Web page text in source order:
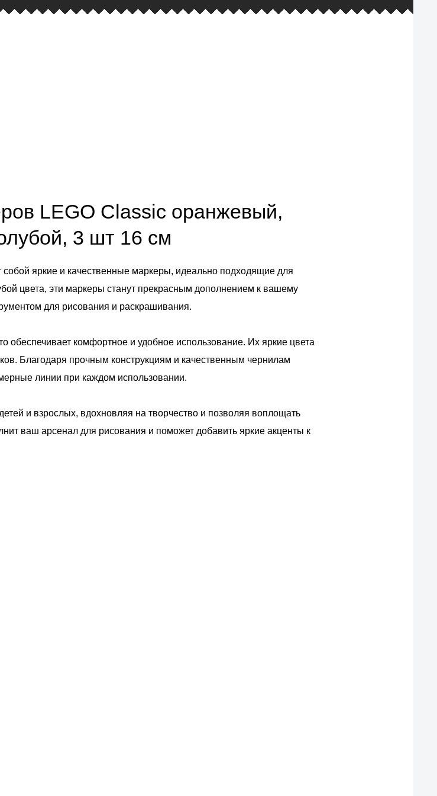
LEGO Classic оранжевый,
3 шт 16 см
яркие и качественные маркеры, идеально подходящие для
цвета, эти маркеры станут прекрасным дополнением к вашему
для рисования и раскрашивания.
обеспечивает комфортное и удобное использование. Их яркие цвета
Благодаря прочным конструкциям и качественным чернилам
линии при каждом использовании.
и взрослых, вдохновляя на творчество и позволяя воплощать
ваш арсенал для рисования и поможет добавить яркие акценты к